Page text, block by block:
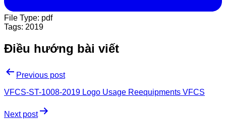
File Type: pdf
Tags: 2019
Điều hướng bài viết
Previous post
VFCS-ST-1008-2019 Logo Usage Reequipments VFCS
Next post